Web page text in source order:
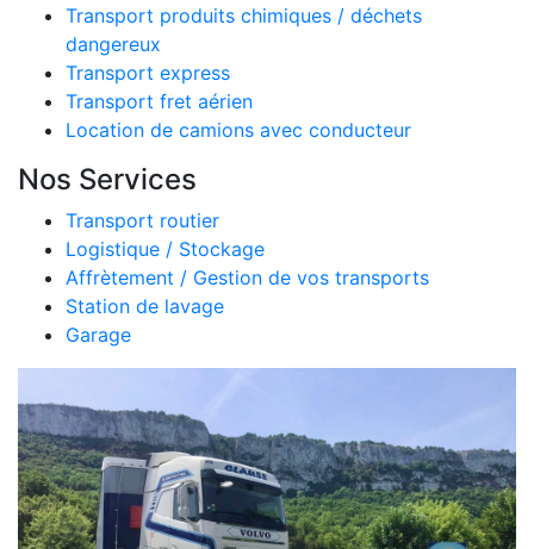
Transport produits chimiques / déchets
dangereux
Transport express
Transport fret aérien
Location de camions avec conducteur
Nos Services
Transport routier
Logistique / Stockage
Affrètement / Gestion de vos transports
Station de lavage
Garage